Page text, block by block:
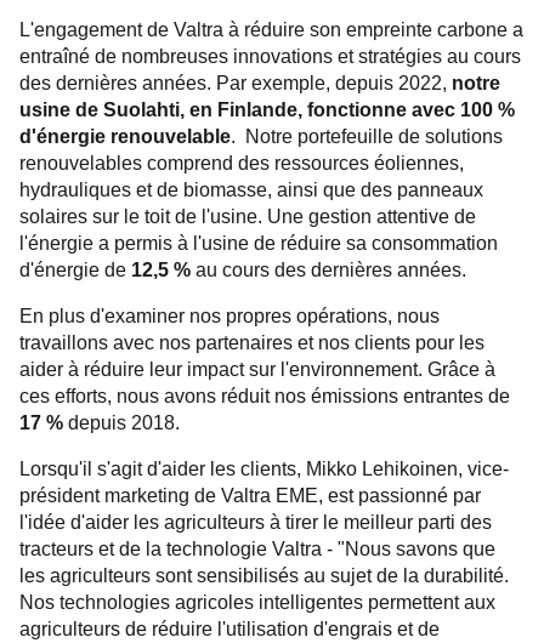
L'engagement de Valtra à réduire son empreinte carbone a
entraîné de nombreuses innovations et stratégies au cours
des dernières années. Par exemple, depuis 2022, notre
usine de Suolahti, en Finlande, fonctionne avec 100 %
d'énergie renouvelable. Notre portefeuille de solutions
renouvelables comprend des ressources éoliennes,
hydrauliques et de biomasse, ainsi que des panneaux
solaires sur le toit de l'usine. Une gestion attentive de
l'énergie a permis à l'usine de réduire sa consommation
d'énergie de 12,5 % au cours des dernières années.
En plus d'examiner nos propres opérations, nous
travaillons avec nos partenaires et nos clients pour les
aider à réduire leur impact sur l'environnement. Grâce à
ces efforts, nous avons réduit nos émissions entrantes de
17 % depuis 2018.
Lorsqu'il s'agit d'aider les clients, Mikko Lehikoinen, vice-
président marketing de Valtra EME, est passionné par
l'idée d'aider les agriculteurs à tirer le meilleur parti des
tracteurs et de la technologie Valtra - "Nous savons que
les agriculteurs sont sensibilisés au sujet de la durabilité.
Nos technologies agricoles intelligentes permettent aux
agriculteurs de réduire l'utilisation d'engrais et de